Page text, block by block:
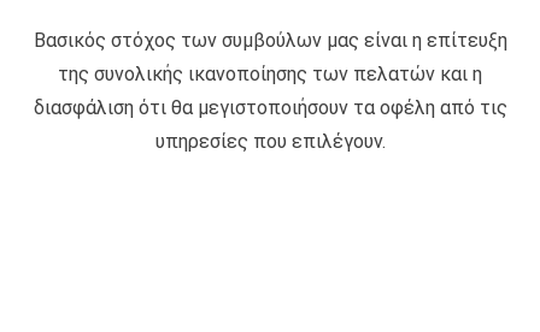
Βασικός στόχος των συμβούλων μας είναι η επίτευξη
της συνολικής ικανοποίησης των πελατών και η
διασφάλιση ότι θα μεγιστοποιήσουν τα οφέλη από τις
υπηρεσίες που επιλέγουν.